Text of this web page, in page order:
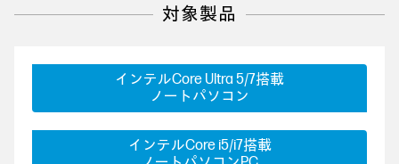
対象製品
インテルCore Ultra 5/7搭載
ノートパソコン
インテルCore i5/i7搭載